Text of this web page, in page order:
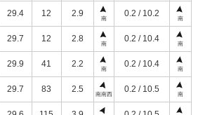
29.4 12 2.9
南
0.2 / 10.2
南
29.7 12 2.8
南
0.2 / 10.4
南
29.9 41 2.2
南
0.2 / 10.4
南
29.7 83 2.5
南南西
0.2 / 10.5
南